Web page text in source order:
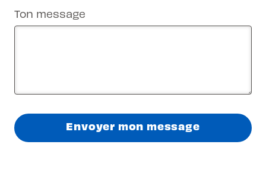
Ton message
Envoyer mon message